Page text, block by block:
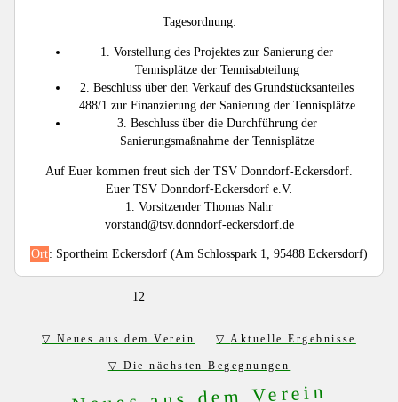
Tagesordnung:
1. Vorstellung des Projektes zur Sanierung der
Tennisplätze der Tennisabteilung
2. Beschluss über den Verkauf des Grundstücksanteiles
488/1 zur Finanzierung der Sanierung der Tennisplätze
3. Beschluss über die Durchführung der
Sanierungsmaßnahme der Tennisplätze
Auf Euer kommen freut sich der TSV Donndorf-Eckersdorf.
Euer TSV Donndorf-Eckersdorf e.V.
1. Vorsitzender Thomas Nahr
vorstand@tsv.donndorf-eckersdorf.de
Ort: Sportheim Eckersdorf (Am Schlosspark 1, 95488 Eckersdorf)
12
Neues aus dem Verein Aktuelle Ergebnisse
Die nächsten Begegnungen